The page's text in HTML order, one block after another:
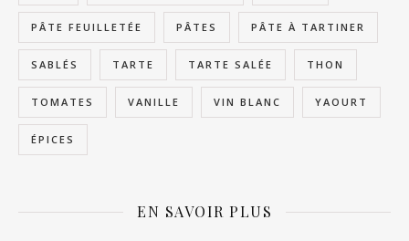
PÂTE FEUILLETÉE PÂTES PÂTE À TARTINER
SABLÉS TARTE TARTE SALÉE THON
TOMATES VANILLE VIN BLANC YAOURT
ÉPICES
EN SAVOIR PLUS